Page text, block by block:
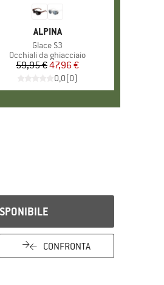
MARCHIO
ALPINA
Articolo
Glace S3
Gruppo di prodotti
Occhiali da ghiacciaio
Prezzo
59,95 €Prezzo ridotto
47,96 €
0,0(0)
CONFRONTA